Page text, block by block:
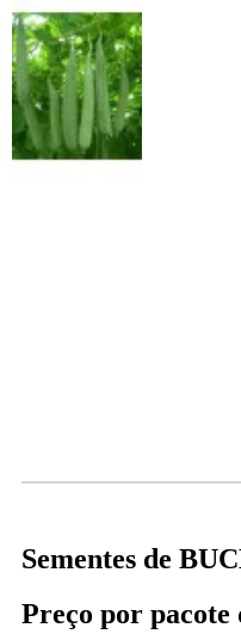
Sementes de
Preço por pacote